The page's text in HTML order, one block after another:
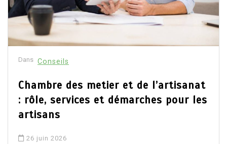
Dans Conseils
Chambre des metier et de l’artisanat
: rôle, services et démarches pour les
artisans
26 juin 2026